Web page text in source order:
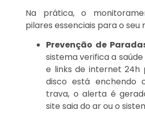
Na prática, o
pilares essenciais para o seu
Prevenção de
sistema verifica a
e links de internet 24h
disco está enchendo
trava, o alerta é
site saia do ar ou o